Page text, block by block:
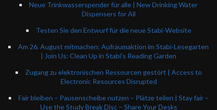
Neue Trinkwasserspender für alle | New Drinking Water
Dispensers for All
Testen Sie den Entwurf für die neue Stabi-Website
Am 26. August mitmachen: Aufräumaktion im Stabi-Lesegarten
| Join Us: Clean Up in Stabi’s Reading Garden
Zugang zu elektronischen Ressourcen gestört | Access to
Electronic Resources Disrupted
Fair bleiben – Pausenscheibe nutzen – Plätze teilen | Stay fair –
Use the Study Break Disc – Share Your Desks